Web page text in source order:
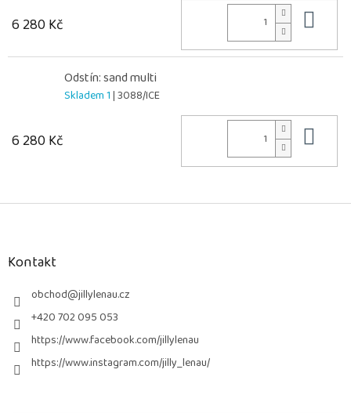
6 280 Kč
Odstín: sand multi
Skladem 1| 3088/ICE
6 280 Kč
Z
Kontakt
obchod@jillylenau.cz
+420 702 095 053
https://www.facebook.com/jillylenau
https://www.instagram.com/jilly_lenau/